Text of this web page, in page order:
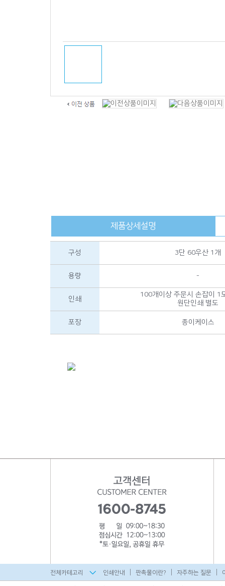
제품상세설명
구성 3단 60우산 1개
용량 -
인쇄
100개이상 주문시 손잡이 1
원단인쇄 별도
포장 종이케이스
전체카테고리 인쇄안내 판촉물이란? 자주하는 질문